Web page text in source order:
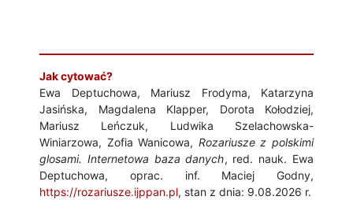
Jak cytować?
Ewa Deptuchowa, Mariusz Frodyma, Katarzyna
Jasińska, Magdalena Klapper, Dorota Kołodziej,
Mariusz Leńczuk, Ludwika Szelachowska-
Winiarzowa, Zofia Wanicowa, Rozariusze z polskimi
glosami. Internetowa baza danych, red. nauk. Ewa
Deptuchowa, oprac. inf. Maciej Godny,
https://rozariusze.ijppan.pl, stan z dnia: 9.08.2026 r.